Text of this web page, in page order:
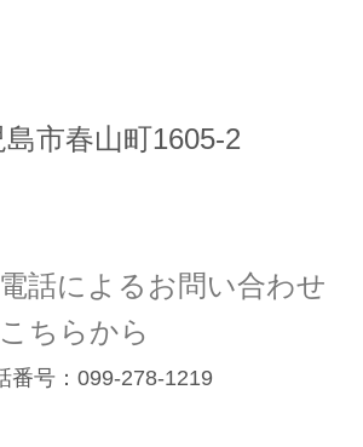
市春山町1605-2
話によるお問い合わせ
ちらから
番号：099-278-1219